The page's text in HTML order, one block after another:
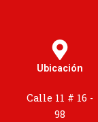
Ubicación
Calle 11 # 16 -
98